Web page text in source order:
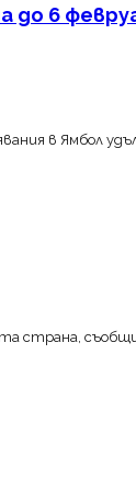
до 6
в Ямбол
страна,